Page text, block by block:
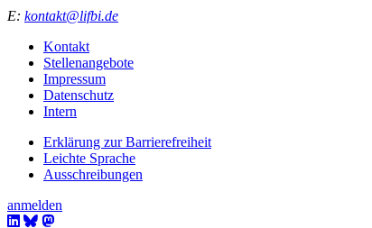
E: kontakt@lifbi.de
Kontakt
Stellenangebote
Impressum
Datenschutz
Intern
Erklärung zur Barrierefreiheit
Leichte Sprache
Ausschreibungen
anmelden